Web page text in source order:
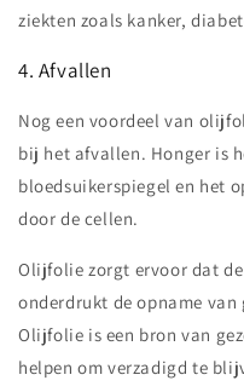
ziekten zoals kanker,
4. Afvallen
Nog een voordeel van
bij het afvallen. Honger is
bloedsuikerspiegel en het
door de cellen.
Olijfolie zorgt ervoor dat
onderdrukt de opname van
Olijfolie is een bron van
helpen om verzadigd te